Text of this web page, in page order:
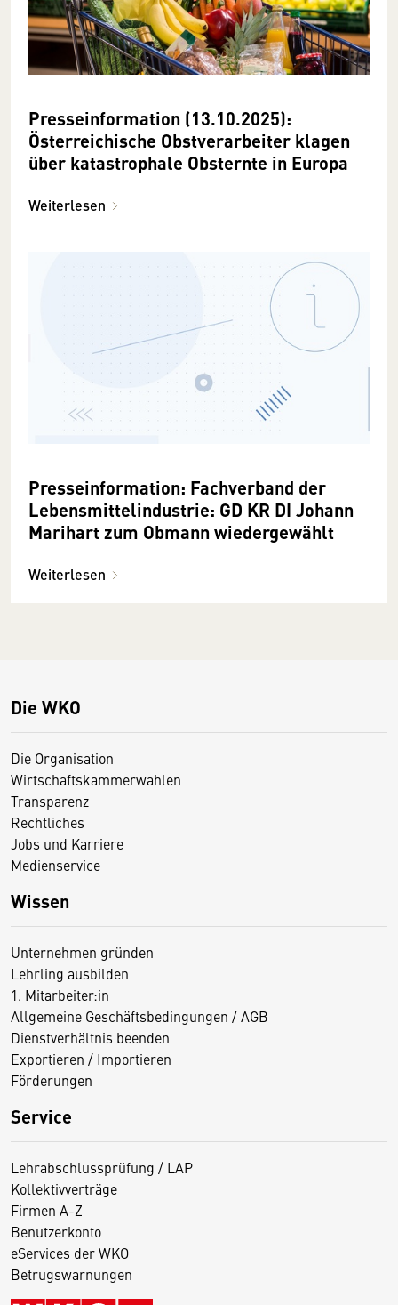
Presseinformation (13.10.2025):
Österreichische Obstverarbeiter klagen
über katastrophale Obsternte in Europa
Weiterlesen
Presseinformation: Fachverband der
Lebensmittelindustrie: GD KR DI Johann
Marihart zum Obmann wiedergewählt
Weiterlesen
Die WKO
Die Organisation
Wirtschaftskammerwahlen
Transparenz
Rechtliches
Jobs und Karriere
Medienservice
Wissen
Unternehmen gründen
Lehrling ausbilden
1. Mitarbeiter:in
Allgemeine Geschäftsbedingungen / AGB
Dienstverhältnis beenden
Exportieren / Importieren
Förderungen
Service
Lehrabschlussprüfung / LAP
Kollektivverträge
Firmen A-Z
Benutzerkonto
eServices der WKO
Betrugswarnungen